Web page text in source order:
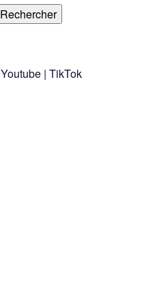
Rechercher
Youtube | TikTok